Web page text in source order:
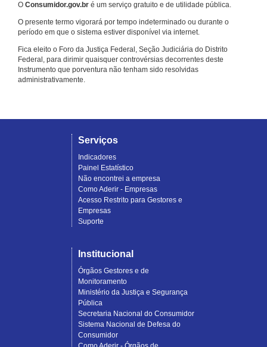
O Consumidor.gov.br é um serviço gratuito e de utilidade pública.
O presente termo vigorará por tempo indeterminado ou durante o
período em que o sistema estiver disponível via internet.
Fica eleito o Foro da Justiça Federal, Seção Judiciária do Distrito
Federal, para dirimir quaisquer controvérsias decorrentes deste
Instrumento que porventura não tenham sido resolvidas
administrativamente.
Serviços
Indicadores
Painel Estatístico
Não encontrei a empresa
Como Aderir - Empresas
Acesso Restrito para Gestores e
Empresas
Suporte
Institucional
Órgãos Gestores e de
Monitoramento
Ministério da Justiça e Segurança
Pública
Secretaria Nacional do Consumidor
Sistema Nacional de Defesa do
Consumidor